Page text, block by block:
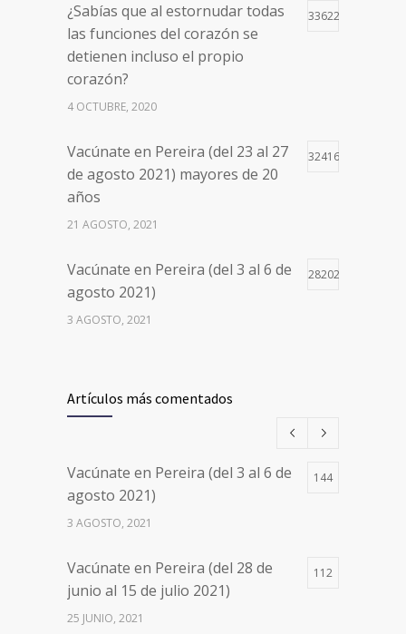
¿Sabías que al estornudar todas
las funciones del corazón se
detienen incluso el propio
corazón?
33622
4 OCTUBRE, 2020
Vacúnate en Pereira (del 23 al 27
de agosto 2021) mayores de 20
años
32416
21 AGOSTO, 2021
Vacúnate en Pereira (del 3 al 6 de
agosto 2021)
28202
3 AGOSTO, 2021
de agosto 2021) mayores de 20
años
Números de Teléfono y Horarios
de Atención para pedir Citas
Médicas en los 5 departamentos
Clínica Cancerológica de Boyacá,
Oncólogos del Occidente y Unión
de Cirujanos
Artículos más comentados
Vacúnate en Pereira (del 3 al 6 de
agosto 2021)
144
3 AGOSTO, 2021
Vacúnate en Pereira (del 28 de
junio al 15 de julio 2021)
112
25 JUNIO, 2021